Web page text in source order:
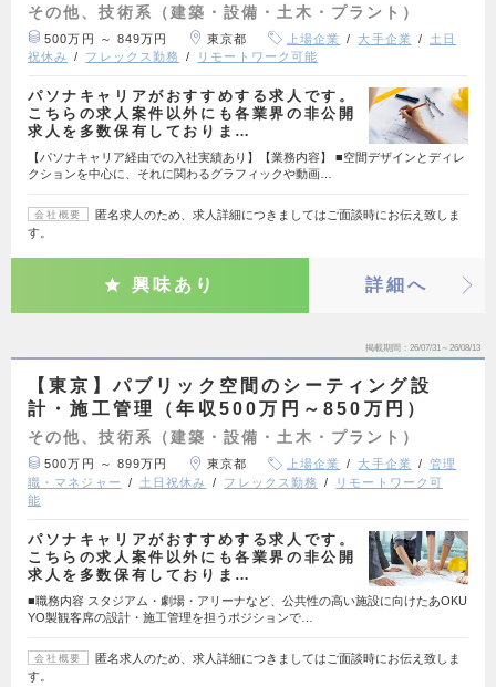
その他、技術系（建築・設備・土木・プラント）
500万円 ～ 849万円 東京都 上場企業 大手企業
土日
祝休み
フレックス勤務 リモートワーク可能
パソナキャリアがおすすめする求人です。
こちらの求人案件以外にも各業界の非公開
求人を多数保有しておりま…
【パソナキャリア経由での入社実績あり】【業務内容】 ■空間デザインとディレ
クションを中心に、それに関わるグラフィックや動画…
会社概要
匿名求人のため、求人詳細につきましてはご面談時にお伝え致しま
す。
興味あり 詳細へ
掲載期間 26/07/31～26/08/13
【東京】パブリック空間のシーティング設
計・施工管理（年収500万円～850万円）
その他、技術系（建築・設備・土木・プラント）
500万円 ～ 899万円 東京都 上場企業 大手企業
管理
職・マネジャー
土日祝休み フレックス勤務
リモートワーク可
能
パソナキャリアがおすすめする求人です。
こちらの求人案件以外にも各業界の非公開
求人を多数保有しておりま…
■職務内容 スタジアム・劇場・アリーナなど、公共性の高い施設に向けたあOKU
YO製観客席の設計・施工管理を担うポジションで…
会社概要
匿名求人のため、求人詳細につきましてはご面談時にお伝え致しま
す。